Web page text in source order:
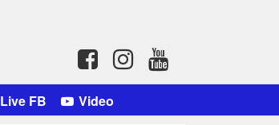
Live FB Video